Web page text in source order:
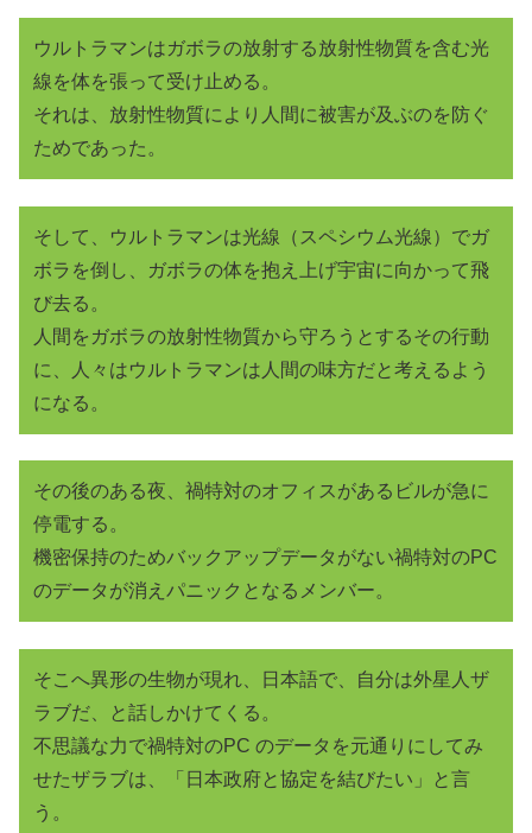
ウルトラマンはガボラの放射する放射性物質を含む光
線を体を張って受け止める。
それは、放射性物質により人間に被害が及ぶのを防ぐ
ためであった。
そして、ウルトラマンは光線（スペシウム光線）でガ
ボラを倒し、ガボラの体を抱え上げ宇宙に向かって飛
び去る。
人間をガボラの放射性物質から守ろうとするその行動
に、人々はウルトラマンは人間の味方だと考えるよう
になる。
その後のある夜、禍特対のオフィスがあるビルが急に
停電する。
機密保持のためバックアップデータがない禍特対のPC
のデータが消えパニックとなるメンバー。
そこへ異形の生物が現れ、日本語で、自分は外星人ザ
ラブだ、と話しかけてくる。
不思議な力で禍特対のPC のデータを元通りにしてみ
せたザラブは、「日本政府と協定を結びたい」と言
う。